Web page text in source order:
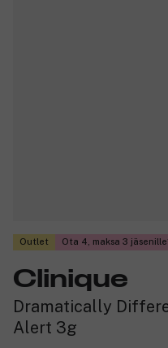
Outlet Ota 4, maksa 3 jäsenille
Clinique
Dramatically
Alert 3g